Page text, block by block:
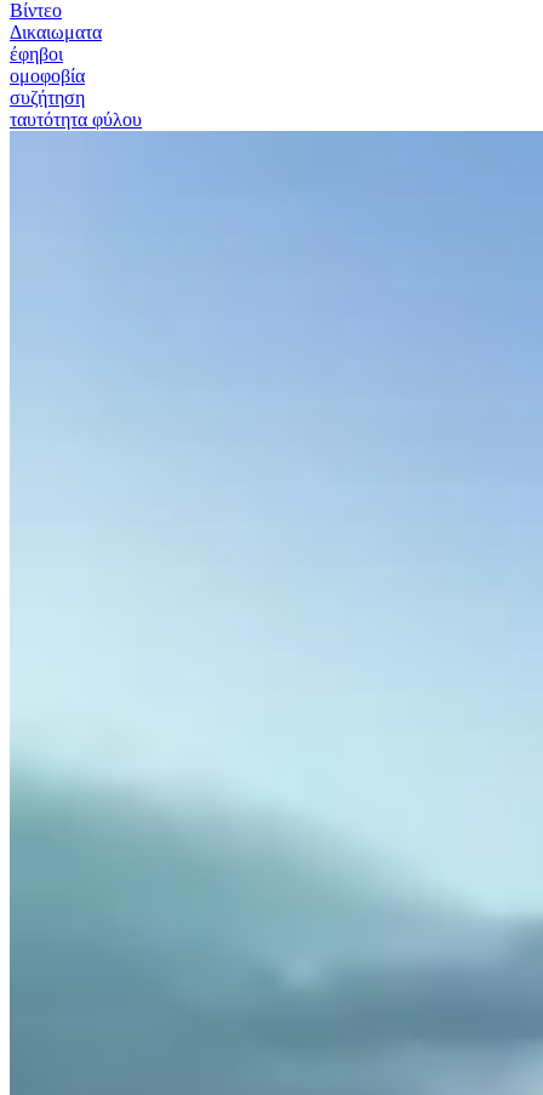
Βίντεο
Δικαιωματα
έφηβοι
ομοφοβία
συζήτηση
ταυτότητα φύλου